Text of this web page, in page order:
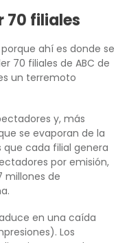
70 filiales
ahí es donde se
70 filiales de ABC de
un terremoto
y, más
se evaporan de la
cada filial genera
por emisión,
millones de
en una caída
Los